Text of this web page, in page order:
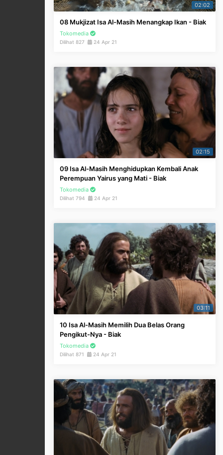
02:02
08 Mukjizat Isa Al-Masih Menangkap Ikan - Biak
Tokomedia
Dilihat 827 24 Apr 21
02:15
09 Isa Al-Masih Menghidupkan Kembali Anak
Perempuan Yairus yang Mati - Biak
Tokomedia
Dilihat 794 24 Apr 21
03:11
10 Isa Al-Masih Memilih Dua Belas Orang
Pengikut-Nya - Biak
Tokomedia
Dilihat 871 24 Apr 21